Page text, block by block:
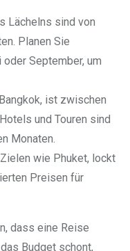
Lächelns sind von
Planen Sie
September, um
ist zwischen
und Touren sind
Monaten.
wie Phuket, lockt
Preisen für
dass eine Reise
Budget schont,